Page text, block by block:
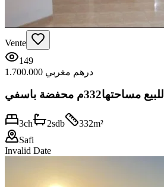
Vente
149
1.700.000 درهم مغربي
مساحتها332م محفضة باسفي
3ch 2sdb 332m²
Safi
Invalid Date